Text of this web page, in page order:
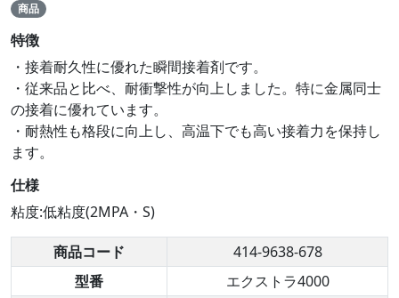
商品
特徴
・接着耐久性に優れた瞬間接着剤です。
・従来品と比べ、耐衝撃性が向上しました。特に金属同士
の接着に優れています。
・耐熱性も格段に向上し、高温下でも高い接着力を保持し
ます。
仕様
粘度:低粘度(2MPA・S)
商品コード
414-9638-678
型番
エクストラ4000